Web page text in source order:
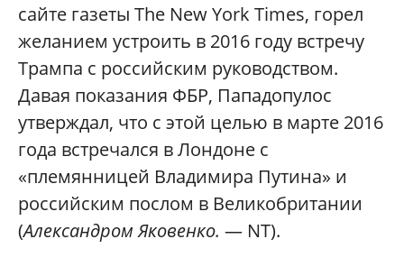
сайте газеты The New York Times, горел
желанием устроить в 2016 году встречу
Трампа с российским руководством.
Давая показания ФБР, Пападопулос
утверждал, что с этой целью в марте 2016
года встречался в Лондоне с
«племянницей Владимира Путина» и
российским послом в Великобритании
(Александром Яковенко. — NT).